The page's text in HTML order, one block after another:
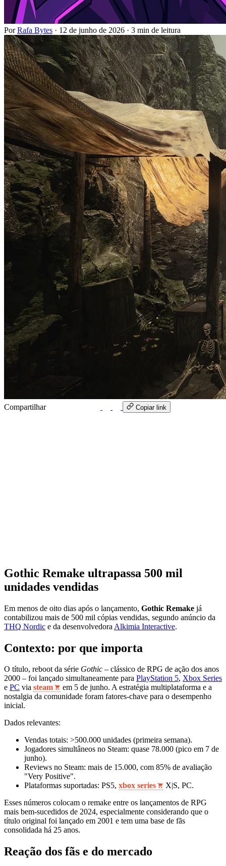
PorRafa Bytes · 12 de junho de 2026 · 3 min de leitura
Compartilhar Copiar link
Gothic Remake ultrapassa 500 mil
unidades vendidas
Em menos de oito dias após o lançamento, Gothic Remake já
contabilizou mais de 500 mil cópias vendidas, segundo anúncio da
THQ Nordic e da desenvolvedora Alkimia Interactive.
Contexto: por que importa
O título, reboot da série Gothic – clássico de RPG de ação dos anos
2000 – foi lançado simultaneamente para PlayStation 5, Xbox Series
e PC via steam
em 5 de junho. A estratégia multiplataforma e a
nostalgia da comunidade foram fatores-chave para o desempenho
inicial.
Dados relevantes:
Vendas totais: >500.000 unidades (primeira semana).
Jogadores simultâneos no Steam: quase 78.000 (pico em 7 de
junho).
Reviews no Steam: mais de 15.000, com 85% de avaliação
"Very Positive".
Plataformas suportadas: PS5, xbox series
X|S, PC.
Esses números colocam o remake entre os lançamentos de RPG
mais bem-sucedidos de 2024, especialmente considerando que o
título original foi lançado em 2001 e tem uma base de fãs
consolidada há 25 anos.
Reação dos fãs e do mercado